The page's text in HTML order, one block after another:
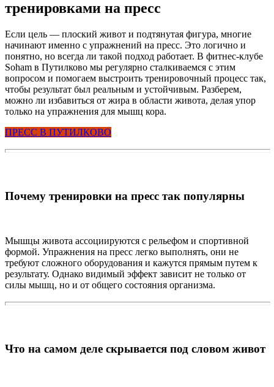
тренировками на пресс
Если цель — плоский живот и подтянутая фигура, многие
начинают именно с упражнений на пресс. Это логично и
понятно, но всегда ли такой подход работает. В фитнес-клубе
Soham в Путилково мы регулярно сталкиваемся с этим
вопросом и помогаем выстроить тренировочный процесс так,
чтобы результат был реальным и устойчивым. Разберем,
можно ли избавиться от жира в области живота, делая упор
только на упражнения для мышц кора.
ПРЕСС В ПУТИЛКОВО
Почему тренировки на пресс так популярны
Мышцы живота ассоциируются с рельефом и спортивной
формой. Упражнения на пресс легко выполнять, они не
требуют сложного оборудования и кажутся прямым путем к
результату. Однако видимый эффект зависит не только от
силы мышц, но и от общего состояния организма.
Что на самом деле скрывается под словом живот